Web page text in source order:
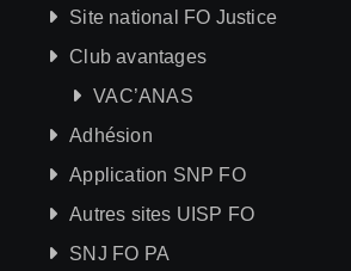
Site national FO Justice
Club avantages
VAC’ANAS
Adhésion
Application SNP FO
Autres sites UISP FO
SNJ FO PA